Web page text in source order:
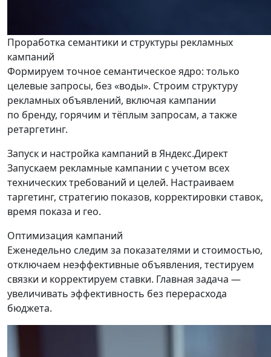
Проработка семантики и структуры рекламных
кампаний
Формируем точное семантическое ядро: только
целевые запросы, без «воды». Строим структуру
рекламных объявлений, включая кампании
по бренду, горячим и тёплым запросам, а также
ретаргетинг.
Запуск и настройка кампаний в Яндекс.Директ
Запускаем рекламные кампании с учетом всех
технических требований и целей. Настраиваем
таргетинг, стратегию показов, корректировки ставок,
время показа и гео.
Оптимизация кампаний
Еженедельно следим за показателями и стоимостью,
отключаем неэффективные объявления, тестируем
связки и корректируем ставки. Главная задача —
увеличивать эффективность без перерасхода
бюджета.